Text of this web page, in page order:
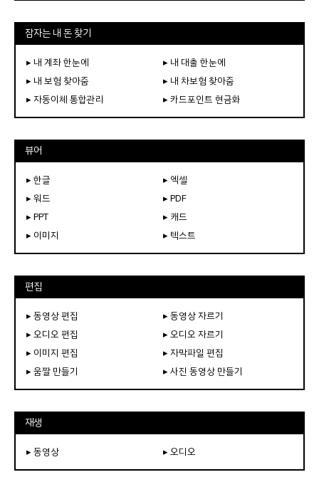
잠자는 내 돈 찾기
▸ 내 계좌 한눈에
▸ 내 대출 한눈에
▸ 내 보험 찾아줌
▸ 내 차보험 찾아줌
▸ 자동이체 통합관리
▸ 카드포인트 현금화
뷰어
▸ 한글
▸ 엑셀
▸ 워드
▸ PDF
▸ PPT
▸ 캐드
▸ 이미지
▸ 텍스트
편집
▸ 동영상 편집
▸ 동영상 자르기
▸ 오디오 편집
▸ 오디오 자르기
▸ 이미지 편집
▸ 자막파일 편집
▸ 움짤 만들기
▸ 사진 동영상 만들기
재생
▸ 동영상 ▸ 오디오